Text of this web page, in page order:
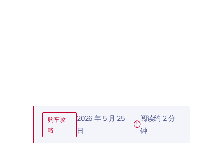
购车攻
略
2026 年 5 月 25
日
阅读约 2 分
钟